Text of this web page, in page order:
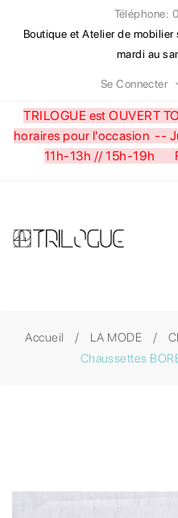
Téléphone:
Boutique et Atelier de
mardi au
Se Connecter
TRILOGUE est OUVERT
horaires pour l'occasion --
11h-13h // 15h-19h
Accueil LA MODE
Chaussettes